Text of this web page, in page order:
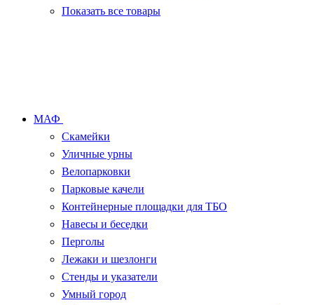
Показать все товары
МАФ
Скамейки
Уличные урны
Велопарковки
Парковые качели
Контейнерные площадки для ТБО
Навесы и беседки
Перголы
Лежаки и шезлонги
Стенды и указатели
Умный город